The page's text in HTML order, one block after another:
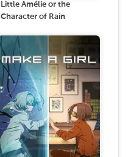
Little Amélie or the
Character of Rain